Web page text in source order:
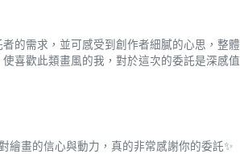
的需求，並可感受到創作者細膩的心思，整體
喜歡此類畫風的我，對於這次的委託是深感值
繪畫的信心與動力，真的非常感謝你的委託✨